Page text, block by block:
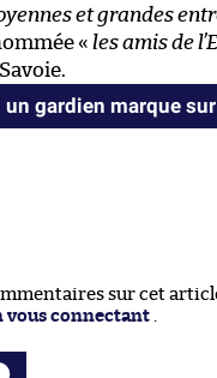
et grandes
« les amis de
un gardien marque
sur cet
vous connectant.